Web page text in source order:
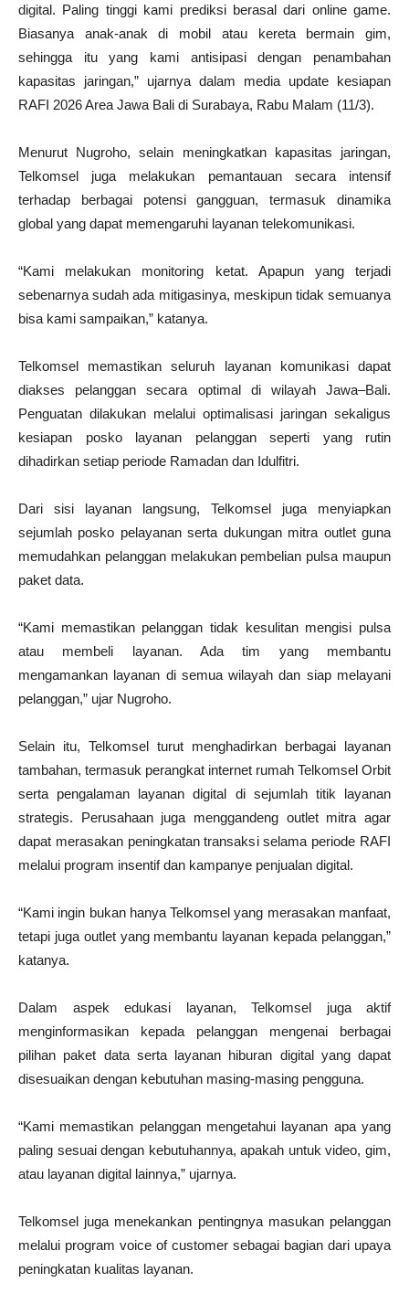
digital. Paling tinggi kami prediksi berasal dari online game.
Biasanya anak-anak di mobil atau kereta bermain gim,
sehingga itu yang kami antisipasi dengan penambahan
kapasitas jaringan,” ujarnya dalam media update kesiapan
RAFI 2026 Area Jawa Bali di Surabaya, Rabu Malam (11/3).
Menurut Nugroho, selain meningkatkan kapasitas jaringan,
Telkomsel juga melakukan pemantauan secara intensif
terhadap berbagai potensi gangguan, termasuk dinamika
global yang dapat memengaruhi layanan telekomunikasi.
“Kami melakukan monitoring ketat. Apapun yang terjadi
sebenarnya sudah ada mitigasinya, meskipun tidak semuanya
bisa kami sampaikan,” katanya.
Telkomsel memastikan seluruh layanan komunikasi dapat
diakses pelanggan secara optimal di wilayah Jawa–Bali.
Penguatan dilakukan melalui optimalisasi jaringan sekaligus
kesiapan posko layanan pelanggan seperti yang rutin
dihadirkan setiap periode Ramadan dan Idulfitri.
Dari sisi layanan langsung, Telkomsel juga menyiapkan
sejumlah posko pelayanan serta dukungan mitra outlet guna
memudahkan pelanggan melakukan pembelian pulsa maupun
paket data.
“Kami memastikan pelanggan tidak kesulitan mengisi pulsa
atau membeli layanan. Ada tim yang membantu
mengamankan layanan di semua wilayah dan siap melayani
pelanggan,” ujar Nugroho.
Selain itu, Telkomsel turut menghadirkan berbagai layanan
tambahan, termasuk perangkat internet rumah Telkomsel Orbit
serta pengalaman layanan digital di sejumlah titik layanan
strategis. Perusahaan juga menggandeng outlet mitra agar
dapat merasakan peningkatan transaksi selama periode RAFI
melalui program insentif dan kampanye penjualan digital.
“Kami ingin bukan hanya Telkomsel yang merasakan manfaat,
tetapi juga outlet yang membantu layanan kepada pelanggan,”
katanya.
Dalam aspek edukasi layanan, Telkomsel juga aktif
menginformasikan kepada pelanggan mengenai berbagai
pilihan paket data serta layanan hiburan digital yang dapat
disesuaikan dengan kebutuhan masing-masing pengguna.
“Kami memastikan pelanggan mengetahui layanan apa yang
paling sesuai dengan kebutuhannya, apakah untuk video, gim,
atau layanan digital lainnya,” ujarnya.
Telkomsel juga menekankan pentingnya masukan pelanggan
melalui program voice of customer sebagai bagian dari upaya
peningkatan kualitas layanan.